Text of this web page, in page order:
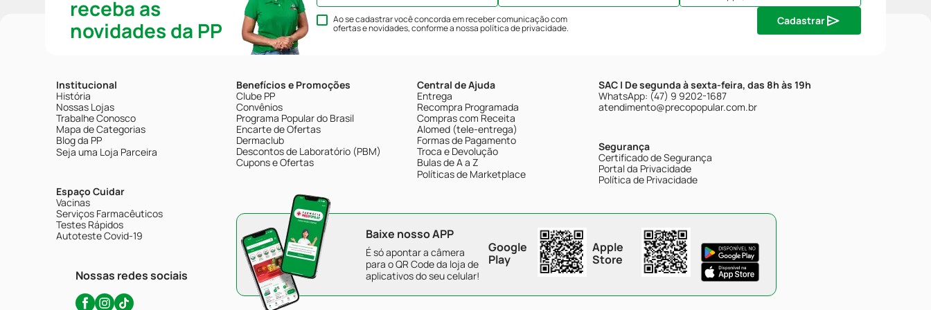
receba as
novidades da PP
Ao se cadastrar você concorda em receber comunicação com
ofertas e novidades, conforme a nossapolítica de privacidade.
Cadastrar
Institucional
História
Nossas Lojas
Trabalhe Conosco
Mapa de Categorias
Blog da PP
Seja uma Loja Parceira
Espaço Cuidar
Vacinas
Serviços Farmacêuticos
Testes Rápidos
Autoteste Covid-19
Nossas redes sociais
Benefícios e Promoções
Clube PP
Convênios
Programa Popular do Brasil
Encarte de Ofertas
Dermaclub
Descontos de Laboratório (PBM)
Cupons e Ofertas
Central de Ajuda
Entrega
Recompra Programada
Compras com Receita
Alomed (tele-entrega)
Formas de Pagamento
Troca e Devolução
Bulas de A a Z
Políticas de Marketplace
SAC | De segunda à sexta-feira, das 8h às 19h
WhatsApp: (47) 9 9202-1687
atendimento@precopopular.com.br
Segurança
Certificado de Segurança
Portal da Privacidade
Política de Privacidade
Baixe nosso APP
É só apontar a câmera
para o QR Code da loja de
aplicativos do seu celular!
Google
Play
Apple
Store